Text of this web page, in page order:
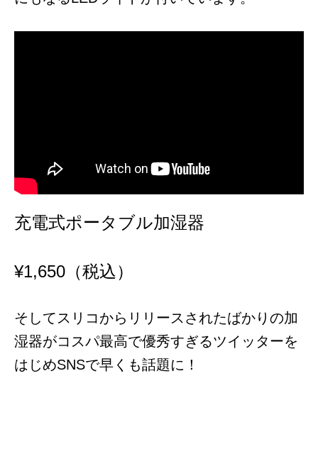
充電式ポータブル加湿器
¥1,650（税込）
そしてスリコからリリースされたばかりの加
湿器がコスパ最高で優秀すぎるツイッターを
はじめSNSで早くも話題に！